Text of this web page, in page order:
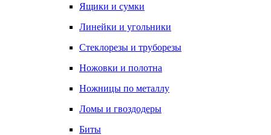
Ящики и сумки
Линейки и угольники
Стеклорезы и труборезы
Ножовки и полотна
Ножницы по металлу
Ломы и гвоздодеры
Биты